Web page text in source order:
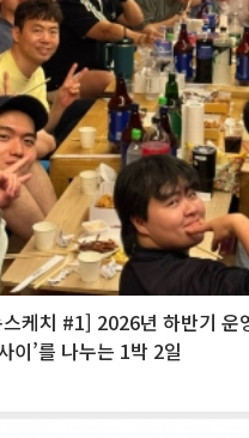
케치 #1] 2026년 하반기 운
이’를 나누는 1박 2일